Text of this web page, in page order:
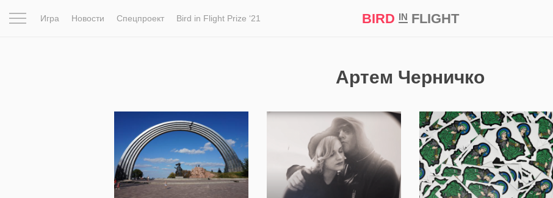
Игра Новости Спецпроект Bird in Flight Prize ‘21 BIRD INFLIGHT
Артем Черничко
9 790 2 803